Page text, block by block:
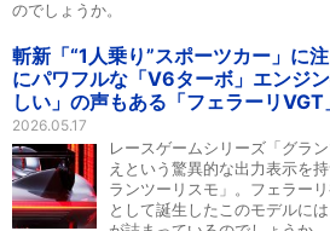
のでしょうか。
斬新「“1人乗り”スポーツカー」に
にパワフルな「V6ターボ」エンジ
しい」の声もある「フェラーリVGT
2026.05.17
レースゲームシリーズ「グラ
えという驚異的な出力表示を
ランツーリスモ」。フェラー
として誕生したこのモデルに